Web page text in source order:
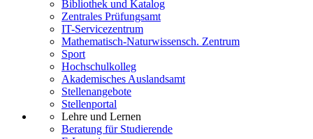
Bibliothek und Katalog
Zentrales Prüfungsamt
IT-Servicezentrum
Mathematisch-Naturwissensch. Zentrum
Sport
Hochschulkolleg
Akademisches Auslandsamt
Stellenangebote
Stellenportal
Lehre und Lernen
Beratung für Studierende